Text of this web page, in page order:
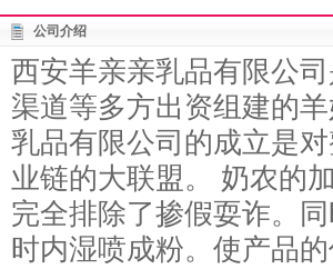
公司介绍
西安羊亲亲乳品有限公
渠道等多方出资组建的
乳品有限公司的成立是
业链的大联盟。 奶农的
完全排除了掺假耍诈。
时内湿喷成粉。使产品